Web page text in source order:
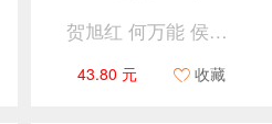
贺旭红 何万能 侯乐鹃
43.80 元 收藏